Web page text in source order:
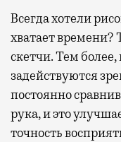
Всегда хотели
хватает времени?
скетчи. Тем
задействуются
постоянно
рука, и это
точность